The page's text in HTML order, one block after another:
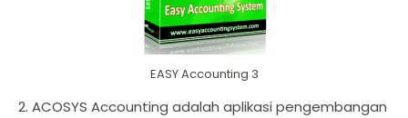
EASY Accounting 3
2. ACOSYS Accounting adalah aplikasi pengembangan